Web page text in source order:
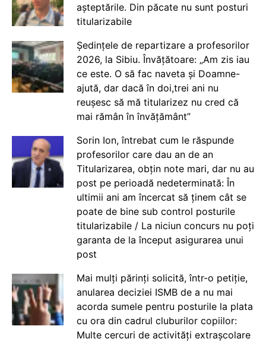
așteptările. Din păcate nu sunt posturi
titularizabile
Ședințele de repartizare a profesorilor
2026, la Sibiu. Învățătoare: „Am zis iau
ce este. O să fac naveta și Doamne-
ajută, dar dacă în doi,trei ani nu
reușesc să mă titularizez nu cred că
mai rămân în învățământ”
Sorin Ion, întrebat cum le răspunde
profesorilor care dau an de an
Titularizarea, obțin note mari, dar nu au
post pe perioadă nedeterminată: În
ultimii ani am încercat să ținem cât se
poate de bine sub control posturile
titularizabile / La niciun concurs nu poți
garanta de la început asigurarea unui
post
Mai mulți părinți solicită, într-o petiție,
anularea deciziei ISMB de a nu mai
acorda sumele pentru posturile la plata
cu ora din cadrul cluburilor copiilor:
Multe cercuri de activități extrașcolare